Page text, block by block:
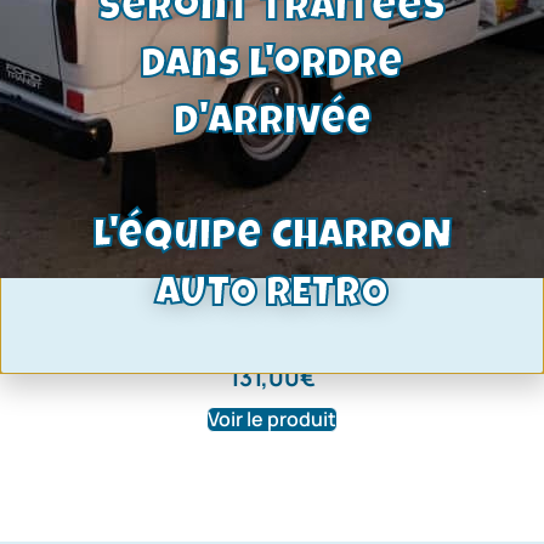
joint de pare brise TC1 coupé
131,00€
Voir le produit
seront traitées
dans l'ordre
d'arrivée
L'équipe CHARRON
AUTO RETRO